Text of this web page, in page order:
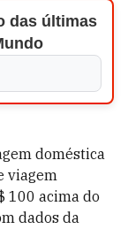
das últimas
doméstica
viagem
100 acima do
dados da